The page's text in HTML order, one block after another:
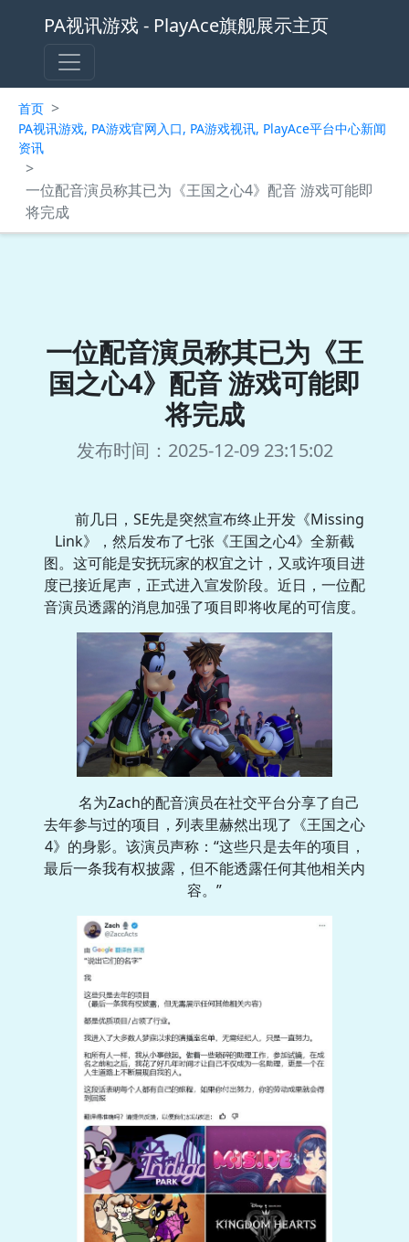
PA视讯游戏 - PlayAce旗舰展示主页
首页 >
PA视讯游戏, PA游戏官网入口, PA游戏视讯, PlayAce平台中心新闻
资讯
>
一位配音演员称其已为《王国之心4》配音 游戏可能即
将完成
一位配音演员称其已为《王
国之心4》配音 游戏可能即
将完成
发布时间：2025-12-09 23:15:02
前几日，SE先是突然宣布终止开发《Missing
Link》，然后发布了七张《王国之心4》全新截
图。这可能是安抚玩家的权宜之计，又或许项目进
度已接近尾声，正式进入宣发阶段。近日，一位配
音演员透露的消息加强了项目即将收尾的可信度。
名为Zach的配音演员在社交平台分享了自己
去年参与过的项目，列表里赫然出现了《王国之心
4》的身影。该演员声称：“这些只是去年的项目，
最后一条我有权披露，但不能透露任何其他相关内
容。”